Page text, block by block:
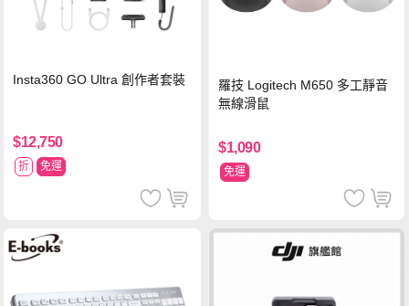
Insta360 GO Ultra 創作者套裝
$12,750
折 免運
羅技 Logitech M650 多工靜音
無線滑鼠
$1,090
免運